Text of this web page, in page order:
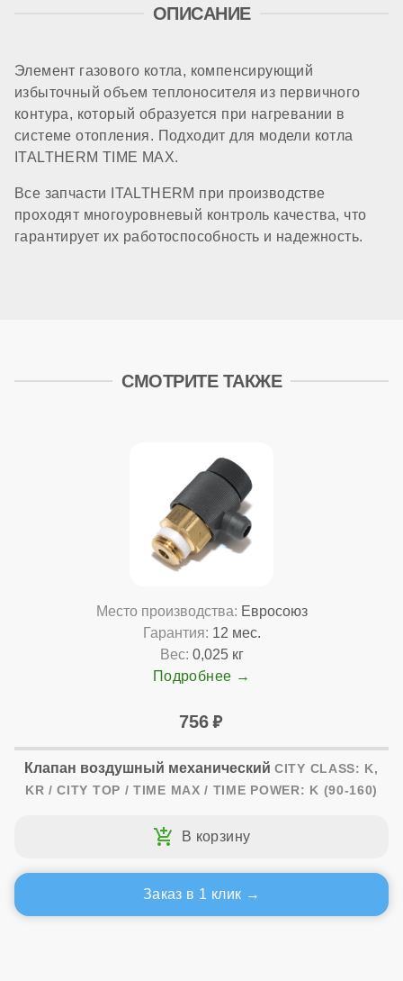
ОПИСАНИЕ
Элемент газового котла, компенсирующий
избыточный объем теплоносителя из первичного
контура, который образуется при нагревании в
системе отопления. Подходит для модели котла
ITALTHERM TIME MAX.
Все запчасти ITALTHERM при производстве
проходят многоуровневый контроль качества, что
гарантирует их работоспособность и надежность.
СМОТРИТЕ ТАКЖЕ
Место производства: Евросоюз
Гарантия: 12 мес.
Вес: 0,025 кг
Подробнее
756
Клапан воздушный механический CITY CLASS: K,
KR / CITY TOP / TIME MAX / TIME POWER: K (90-160)
Заказ в 1 клик